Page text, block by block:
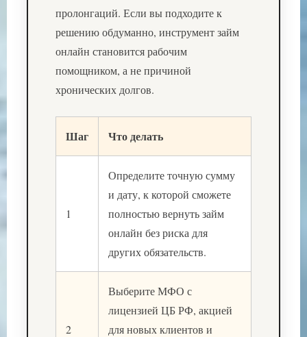
пролонгаций. Если вы подходите к
решению обдуманно, инструмент займ
онлайн становится рабочим
помощником, а не причиной
хронических долгов.
Шаг Что делать
1
Определите точную сумму
и дату, к которой сможете
полностью вернуть займ
онлайн без риска для
других обязательств.
2
Выберите МФО с
лицензией ЦБ РФ, акцией
для новых клиентов и